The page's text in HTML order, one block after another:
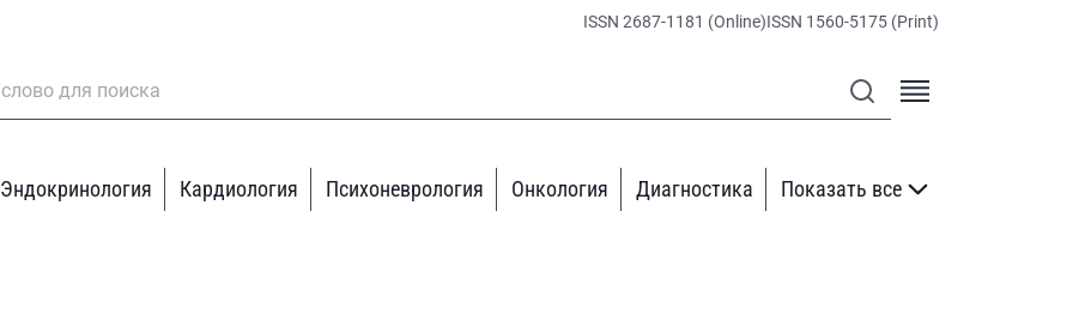
ISSN 2687-1181 (Online)ISSN 1560-5175 (Print)
Эндокринология Кардиология Психоневрология Онкология Диагностика Показать все